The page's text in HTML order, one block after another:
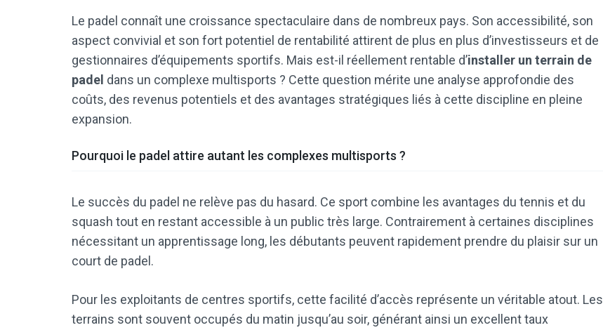
Le padel connaît une croissance spectaculaire dans de nombreux pays. Son accessibilité, son
aspect convivial et son fort potentiel de rentabilité attirent de plus en plus d’investisseurs et de
gestionnaires d’équipements sportifs. Mais est-il réellement rentable d’installer un terrain de
padel dans un complexe multisports ? Cette question mérite une analyse approfondie des
coûts, des revenus potentiels et des avantages stratégiques liés à cette discipline en pleine
expansion.
Pourquoi le padel attire autant les complexes multisports ?
Le succès du padel ne relève pas du hasard. Ce sport combine les avantages du tennis et du
squash tout en restant accessible à un public très large. Contrairement à certaines disciplines
nécessitant un apprentissage long, les débutants peuvent rapidement prendre du plaisir sur un
court de padel.
Pour les exploitants de centres sportifs, cette facilité d’accès représente un véritable atout. Les
terrains sont souvent occupés du matin jusqu’au soir, générant ainsi un excellent taux